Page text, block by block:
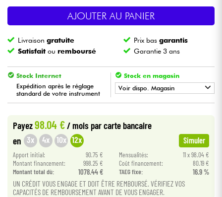
Batteries & Percu
Vents
Violons & Quatuor
Eveil Musical
Câbles & Access.
HiFi
Packs
AJOUTER AU PANIER
Livraisongratuite Prix basgarantis
Satisfait ou remboursé Garantie 3 ans
Stock Internet
Expédition après le réglage
standard de votre instrument
Stock en magasin
Voir dispo. Magasin
•
Payez98.04 €/ mois par carte bancaire
en 3x 4x 10x 12x Simuler
Apport initial: 90.75 € Mensualités:
11 x 98.04 €
Montant financement:
998.25 € Coût financement:
80.19 €
Montant total dù:
1078.44 € TAEG fixe: 16.9 %
UN CRÉDIT VOUS ENGAGE ET DOIT ÊTRE REMBOURSÉ. VÉRIFIEZ VOS
CAPACITÉS DE REMBOURSEMENT AVANT DE VOUS ENGAGER.